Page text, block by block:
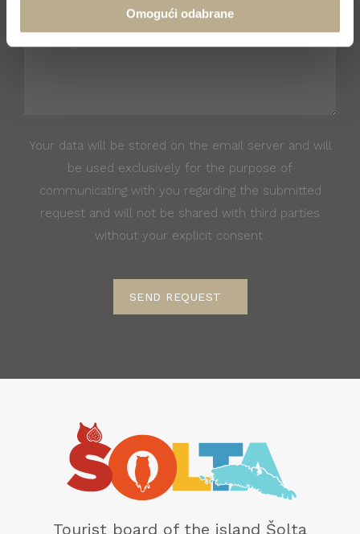
Omogući odabrane
Your data will be stored on the email server and will
be used exclusively for the purpose of
communicating with you regarding the submitted
request and will not be shared with third parties
without your explicit consent.
SEND REQUEST
Tourist board of the island Šolta